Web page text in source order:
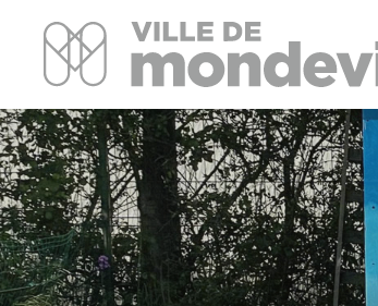
Site Officiel de la ville de Mondeville